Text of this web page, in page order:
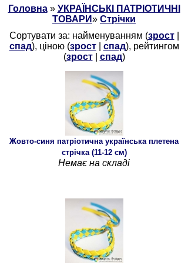
Головна» УКРАЇНСЬКІ ПАТРІОТИЧНІ
ТОВАРИ» Стрічки
Сортувати за: найменуванням (зрост|
спад), ціною (зрост| спад), рейтингом
(зрост| спад)
Жовто-синя патріотична українська плетена
стрічка (11-12 см)
Немає на складі